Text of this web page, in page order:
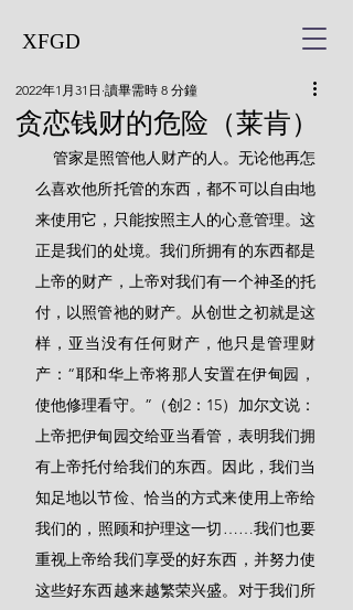
XFGD
贪恋钱财的危险（莱肯）
2022年1月31日 讀畢需時 8 分鐘
么喜欢他所托管的东西，都不可以自由地
来使用它，只能按照主人的心意管理。这
正是我们的处境。我们所拥有的东西都是
上帝的财产，上帝对我们有一个神圣的托
付，以照管祂的财产。从创世之初就是这
样，亚当没有任何财产，他只是管理财
产：“耶和华上帝将那人安置在伊甸园，
使他修理看守。”（创2：15）加尔文说：
上帝把伊甸园交给亚当看管，表明我们拥
有上帝托付给我们的东西。因此，我们当
知足地以节俭、恰当的方式来使用上帝给
我们的，照顾和护理这一切……我们也要
重视上帝给我们享受的好东西，并努力使
这些好东西越来越繁荣兴盛。对于我们所